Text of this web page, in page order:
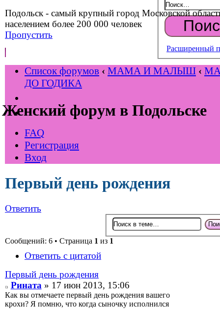
Подольск - самый крупный город Московской
населением более 200 000 человек
Пропустить
Женский форум в Подольске
Расширенный
Список форумов ‹ МАМА И МАЛЫШ ‹
ДО ГОДИКА
FAQ
Регистрация
Вход
Первый день рождения
Ответить
Сообщений: 6 • Страница 1 из 1
Ответить с цитатой
Первый день рождения
Рината» 17 июн 2013, 15:06
Как вы отмечаете первый день рождения вашего
крохи? Я помню, что когда сыночку исполнился